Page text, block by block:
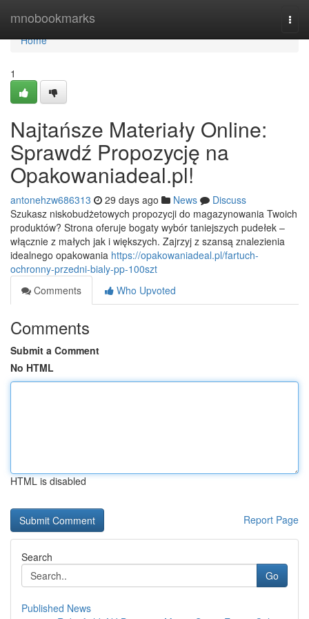
mnobookmarks
Home
Home
1
Najtańsze Materiały Online:
Sprawdź Propozycję na
Opakowaniadeal.pl!
antonehzw686313 29 days ago News
Discuss
Szukasz niskobudżetowych propozycji do magazynowania Twoich
produktów? Strona oferuje bogaty wybór taniejszych pudełek –
włącznie z małych jak i większych. Zajrzyj z szansą znalezienia
idealnego opakowania https://opakowaniadeal.pl/fartuch-
ochronny-przedni-bialy-pp-100szt
Comments
Who Upvoted
Comments
Submit a Comment
No HTML
HTML is disabled
Report Page
Search
Go
Published News